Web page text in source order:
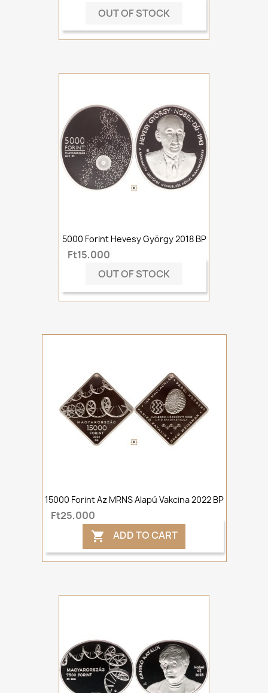
OUT OF STOCK
5000 Forint Hevesy György 2018 BP
Ft15,000
OUT OF STOCK
15000 Forint Az MRNS Alapú Vakcina 2022 BP
Ft25,000
 ADD TO CART